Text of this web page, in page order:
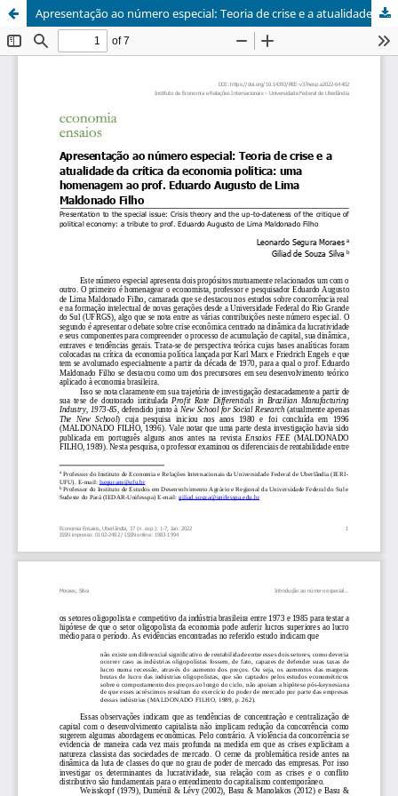
Apresentação ao número especial: Teoria de crise e a atualidade da crítica da economia política: uma homenagem ao prof. Eduardo Augusto de Lima Maldonado Filho